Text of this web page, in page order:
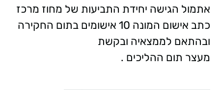
אתמול הגישה יחידת התביעות של מחוז מרכז
כתב אישום המונה 10 אישומים בתום החקירה
ובהתאם לממצאיה ובקשת
מעצר תום ההליכים .